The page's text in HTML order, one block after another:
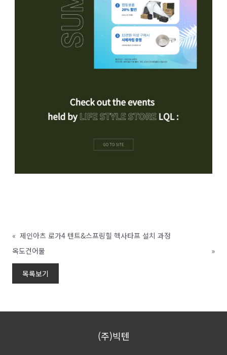
« 제인아츠 로가4 텐트&스프링힐 헥사타프 설치 과정
옥도건어물
»
목록보기
(주)빅텐